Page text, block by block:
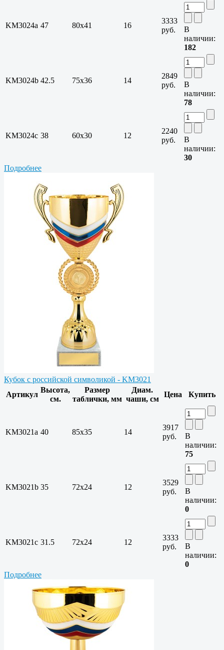
KM3024a 47 80х41 16
3333
руб.
В
наличии:
182
KM3024b 42.5 75х36 14
2849
руб.
В
наличии:
78
KM3024c 38 60х30 12
2240
руб.
В
наличии:
30
Подробнее
Кубок с российской символикой - KM3021
Артикул
Высота,
см.
Размер
таблички, мм
Диам.
чаши, см
Цена Купить
KM3021a 40 85х35 14
3917
руб.
В
наличии:
75
KM3021b 35 72х24 12
3529
руб.
В
наличии:
0
KM3021c 31.5 72х24 12
3333
руб.
В
наличии:
0
Подробнее